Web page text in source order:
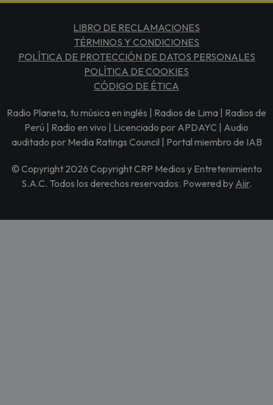
LIBRO DE RECLAMACIONES
TÉRMINOS Y CONDICIONES
POLÍTICA DE PROTECCIÓN DE DATOS PERSONALES
POLÍTICA DE COOKIES
CÓDIGO DE ÉTICA
Radio Planeta, tu música en inglés | Radios de Lima | Radios de
Perú | Radio en vivo | Licenciado por APDAYC | Audio
auditado por Media Ratings Council | Portal miembro de IAB
© Copyright 2026 Copyright CRP Medios y Entretenimiento
S.A.C. Todos los derechos reservados. Powered by Aiir.